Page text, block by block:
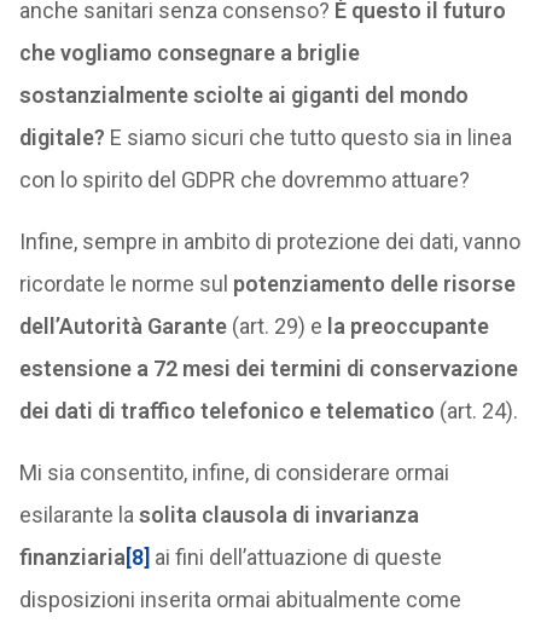
anche sanitari senza consenso? È questo il futuro
che vogliamo consegnare a briglie
sostanzialmente sciolte ai giganti del mondo
digitale? E siamo sicuri che tutto questo sia in linea
con lo spirito del GDPR che dovremmo attuare?
Infine, sempre in ambito di protezione dei dati, vanno
ricordate le norme sul potenziamento delle risorse
dell’Autorità Garante(art. 29) e la preoccupante
estensione a 72 mesi dei termini di conservazione
dei dati di traffico telefonico e telematico (art. 24).
Mi sia consentito, infine, di considerare ormai
esilarante la solita clausola di invarianza
finanziaria[8] ai fini dell’attuazione di queste
disposizioni inserita ormai abitualmente come